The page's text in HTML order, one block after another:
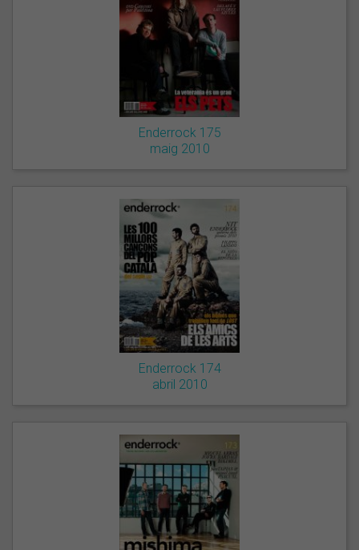
Enderrock 175
maig 2010
Enderrock 174
abril 2010